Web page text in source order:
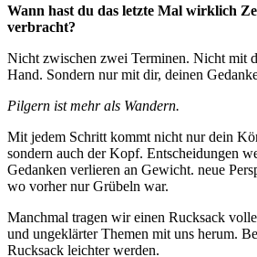
Wann hast du das letzte Mal wirklich
verbracht?
Nicht zwischen zwei Terminen. Nicht mit
Hand. Sondern nur mit dir, deinen
Pilgern ist mehr als Wandern.
Mit jedem Schritt kommt nicht nur dein
sondern auch der Kopf. Entscheidungen
Gedanken verlieren an Gewicht. neue
wo vorher nur Grübeln war.
Manchmal tragen wir einen Rucksack
und ungeklärter Themen mit uns herum.
Rucksack leichter werden.